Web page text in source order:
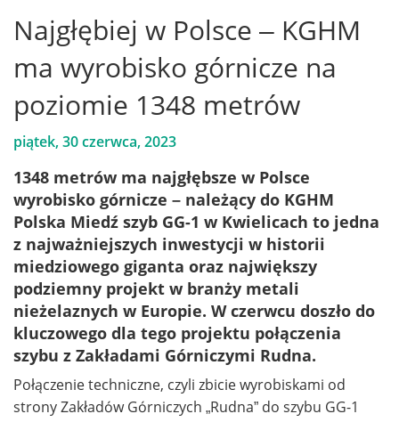
Najgłębiej w Polsce – KGHM
ma wyrobisko górnicze na
poziomie 1348 metrów
piątek, 30 czerwca, 2023
1348 metrów ma najgłębsze w Polsce
wyrobisko górnicze – należący do KGHM
Polska Miedź szyb GG-1 w Kwielicach to jedna
z najważniejszych inwestycji w historii
miedziowego giganta oraz największy
podziemny projekt w branży metali
nieżelaznych w Europie. W czerwcu doszło do
kluczowego dla tego projektu połączenia
szybu z Zakładami Górniczymi Rudna.
Połączenie techniczne, czyli zbicie wyrobiskami od
strony Zakładów Górniczych „Rudna” do szybu GG-1